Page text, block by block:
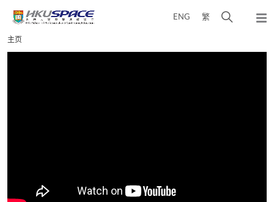
content
ENG 繁
弹
Main
content
主页